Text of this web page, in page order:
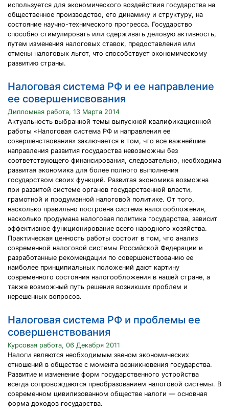
используется для экономического воздействия государства на
общественное производство, его динамику и структуру, на
состояние научно-технического прогресса. Государство
способно стимулировать или сдерживать деловую активность,
путем изменения налоговых ставок, предоставления или
отмены налоговых льгот, что способствует экономическому
развитию страны.
Налоговая система РФ и ее направление
ее совершенисвования
Дипломная работа, 13 Марта 2014
Актуальность выбранной темы выпускной квалификационной
работы «Налоговая система РФ и направления ее
совершенствования» заключается в том, что все важнейшие
направления развития государства невозможны без
соответствующего финансирования, следовательно, необходима
развитая экономика для более полного выполнения
государством своих функций. Развитая экономика возможна
при развитой системе органов государственной власти,
грамотной и продуманной налоговой политике. От того,
насколько правильно построена система налогообложения,
насколько продумана налоговая политика государства, зависит
эффективное функционирование всего народного хозяйства.
Практическая ценность работы состоит в том, что анализ
современной налоговой системы Российской Федерации и
разработанные рекомендации по совершенствованию ее
наиболее принципиальных положений дают картину
современного состояния налогообложения в нашей стране, а
также возможный путь решения возникших проблем и
нерешенных вопросов.
Налоговая система РФ и проблемы ее
совершенствования
Курсовая работа, 06 Декабря 2011
Налоги являются необходимым звеном экономических
отношений в обществе с момента возникновения государства.
Развитие и изменение форм государственного устройства
всегда сопровождаются преобразованием налоговой системы. В
современном цивилизованном обществе налоги — основная
форма доходов государства.